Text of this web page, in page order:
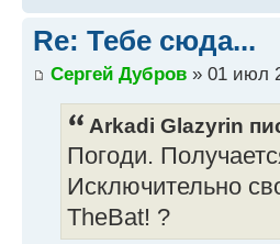
Re: Тебе сюда...
Сергей Дубров » 01 июл
Arkadi Glazyrin
Погоди.
Исключительно
TheBat! ?